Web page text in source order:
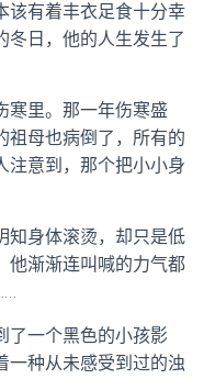
该有着丰衣足食十分幸
冬日，他的人生发生了
寒里。那一年伤寒盛
祖母也病倒了，所有的
注意到，那个把小小身
知身体滚烫，却只是低
他渐渐连叫喊的力气都
了一个黑色的小孩影
一种从未感受到过的浊